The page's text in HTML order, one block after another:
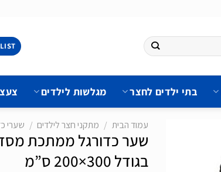
בתי ילדים לחצר מגלשות לילדים
עמוד הבית / מתקני חצר לילדים / שערי
בגודל 300×200 ס”מ